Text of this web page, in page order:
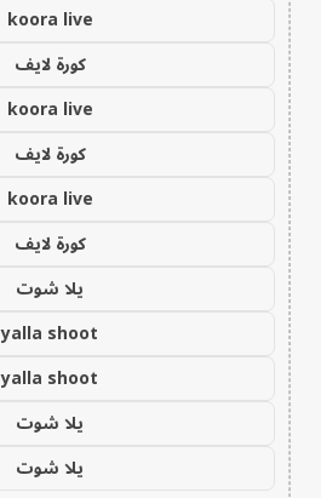
koora live
كورة لايف
koora live
كورة لايف
koora live
كورة لايف
يلا شوت
yalla shoot
yalla shoot
يلا شوت
يلا شوت